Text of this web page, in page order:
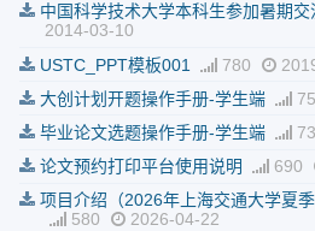
中国科学技术大学本科生参加暑期交
2014-03-10
USTC_PPT模板001
780
大创计划开题操作手册-学生端
毕业论文选题操作手册-学生端
论文预约打印平台使用说明
690
项目介绍（2026年上海交通大学夏
580
2026-04-22